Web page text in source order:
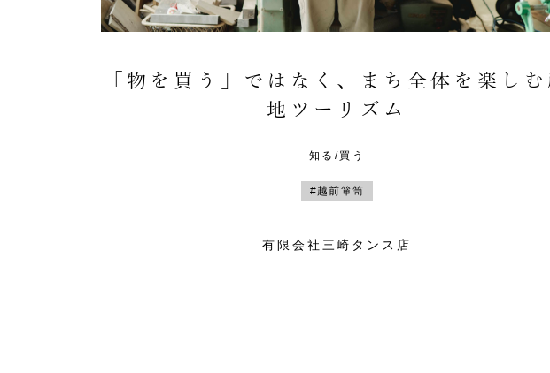
「物を買う」ではなく、まち全体を楽しむ
地ツーリズム
知る/買う
#越前箪笥
有限会社三崎タンス店